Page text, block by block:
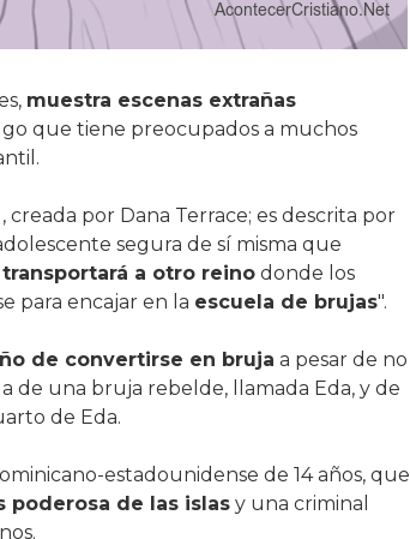
muestra escenas extrañas
que tiene preocupados a muchos
creada por Dana Terrace; es descrita por
segura de sí misma que
a otro reinodonde los
para encajar en la escuela de brujas".
de convertirse en bruja a pesar de no
de una bruja rebelde, llamada Eda, y de
de Eda.
estadounidense de 14 años, que
poderosa de las islasy una criminal